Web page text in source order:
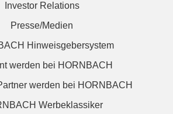
Investor Relations
Presse/Medien
Hinweisgebersystem
werden bei HORNBACH
werden bei HORNBACH
Werbeklassiker